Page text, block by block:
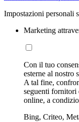
Impostazioni personali
Marketing
Con il tuo
esterne al nostro
A tal fine,
seguenti fornitori
online, a
Bing, Criteo,